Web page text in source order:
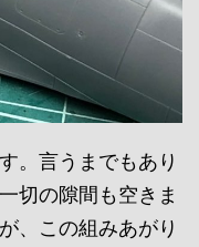
。言うまでもあり
切の隙間も空きま
、この組みあがり